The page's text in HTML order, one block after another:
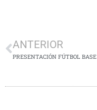
ANTERIOR
PRESENTACIÓN FÚTBOL BASE